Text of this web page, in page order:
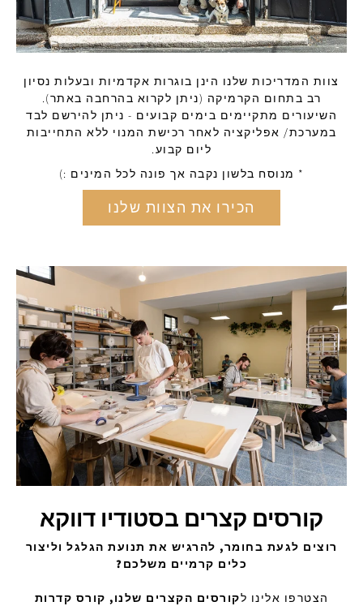
צוות המדריכות שלנו הינן בוגרות אקדמיות ובעלות נסיון
רב בתחום הקרמיקה (ניתן לקרוא בהרחבה באתר).
השיעורים מתקיימים בימים קבועים - ניתן להירשם לבד
במערכת/ אפליקציה לאחר רכישת המנוי ללא התחייבות
ליום קבוע.
* מנוסח בלשון נקבה אך פונה לכל המינים :)
הכירו את הצוות שלנו
קורסים קצרים בסטודיו דווקא
רוצים לגעת בחומר, להרגיש את תנועת הגלגל וליצור
כלים קרמיים משלכם?
הצטרפו אלינו לקורסים הקצרים שלנו, קורס קדרות